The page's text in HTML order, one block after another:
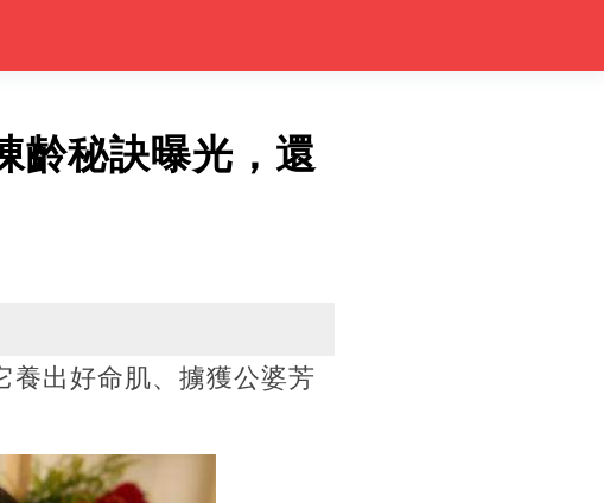
齡秘訣曝光，還
養出好命肌、擄獲公婆芳